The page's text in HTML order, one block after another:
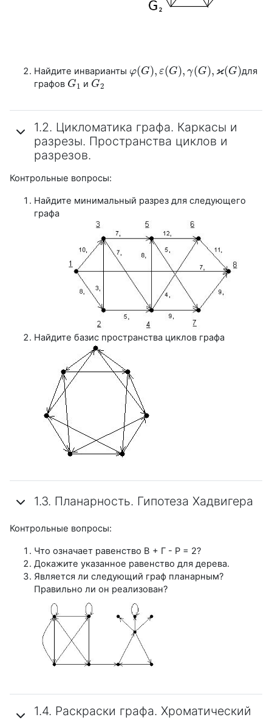
Найдите инварианты φ(G), ε(G), γ(G),ϰ(G)
φ(G), ε( G),γ( G ),ϰ(G )
для
графов G1
G1 и G2
G2
1.2. Цикломатика графа. Каркасы и
разрезы. Пространства циклов и
разрезов.
Контрольные вопросы:
Найдите минимальный разрез для следующего
графа
Найдите базис пространства циклов графа
1.3. Планарность. Гипотеза Хадвигера
Контрольные вопросы:
Что означает равенство В + Г - Р = 2?
Докажите указанное равенство для дерева.
Является ли следующий граф планарным?
Правильно ли он реализован?
1.4. Раскраски графа. Хроматический